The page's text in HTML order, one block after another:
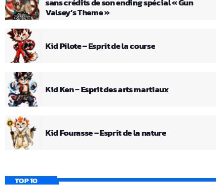
Valsey’s Theme »
Kid Pilote – Esprit de la course
Kid Ken – Esprit des arts martiaux
Kid Fourasse – Esprit de la nature
TOP 10